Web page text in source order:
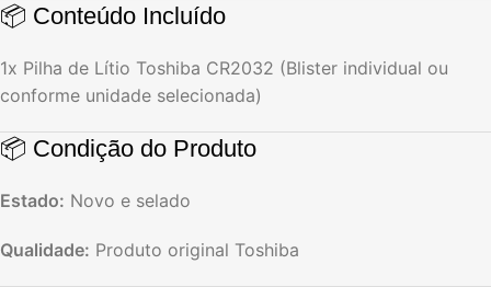
📦 Conteúdo Incluído
1x Pilha de Lítio Toshiba CR2032 (Blister individual ou
conforme unidade selecionada)
📦 Condição do Produto
Estado: Novo e selado
Qualidade: Produto original Toshiba